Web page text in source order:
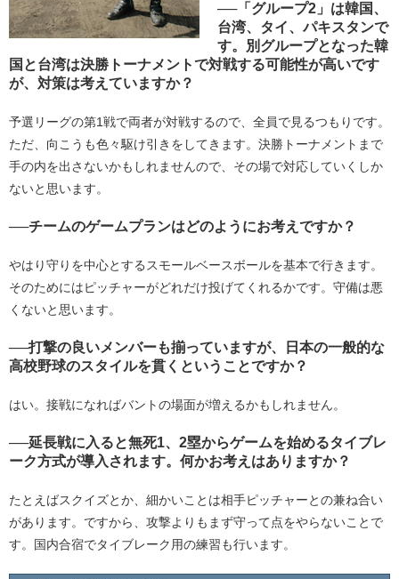
──「グループ2」は韓国、
台湾、タイ、パキスタンで
す。別グループとなった韓
国と台湾は決勝トーナメントで対戦する可能性が高いです
が、対策は考えていますか？
予選リーグの第1戦で両者が対戦するので、全員で見るつもりです。
ただ、向こうも色々駆け引きをしてきます。決勝トーナメントまで
手の内を出さないかもしれませんので、その場で対応していくしか
ないと思います。
──チームのゲームプランはどのようにお考えですか？
やはり守りを中心とするスモールベースボールを基本で行きます。
そのためにはピッチャーがどれだけ投げてくれるかです。守備は悪
くないと思います。
──打撃の良いメンバーも揃っていますが、日本の一般的な
高校野球のスタイルを貫くということですか？
はい。接戦になればバントの場面が増えるかもしれません。
──延長戦に入ると無死1、2塁からゲームを始めるタイブレ
ーク方式が導入されます。何かお考えはありますか？
たとえばスクイズとか、細かいことは相手ピッチャーとの兼ね合い
があります。ですから、攻撃よりもまず守って点をやらないことで
す。国内合宿でタイブレーク用の練習も行います。